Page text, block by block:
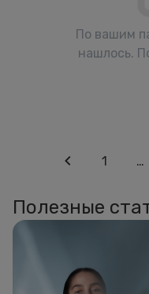
По вашим
нашлось.
1 …
Полезные